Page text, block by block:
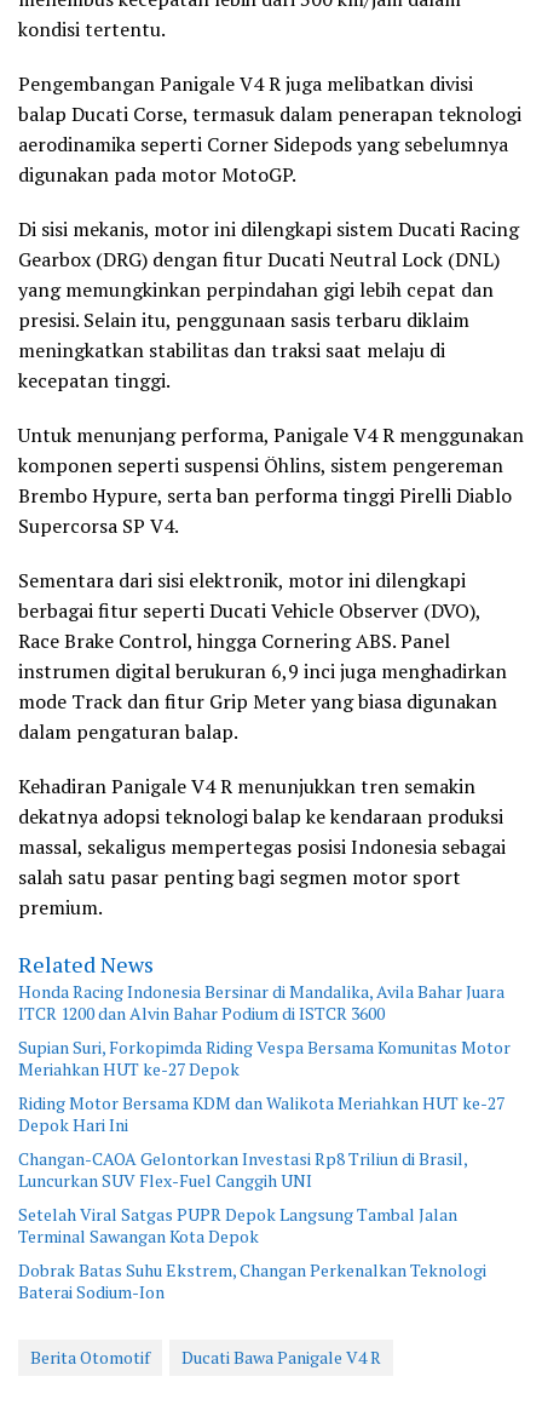
kondisi tertentu.
Pengembangan Panigale V4 R juga melibatkan divisi
balap Ducati Corse, termasuk dalam penerapan teknologi
aerodinamika seperti Corner Sidepods yang sebelumnya
digunakan pada motor MotoGP.
Di sisi mekanis, motor ini dilengkapi sistem Ducati Racing
Gearbox (DRG) dengan fitur Ducati Neutral Lock (DNL)
yang memungkinkan perpindahan gigi lebih cepat dan
presisi. Selain itu, penggunaan sasis terbaru diklaim
meningkatkan stabilitas dan traksi saat melaju di
kecepatan tinggi.
Untuk menunjang performa, Panigale V4 R menggunakan
komponen seperti suspensi Öhlins, sistem pengereman
Brembo Hypure, serta ban performa tinggi Pirelli Diablo
Supercorsa SP V4.
Sementara dari sisi elektronik, motor ini dilengkapi
berbagai fitur seperti Ducati Vehicle Observer (DVO),
Race Brake Control, hingga Cornering ABS. Panel
instrumen digital berukuran 6,9 inci juga menghadirkan
mode Track dan fitur Grip Meter yang biasa digunakan
dalam pengaturan balap.
Kehadiran Panigale V4 R menunjukkan tren semakin
dekatnya adopsi teknologi balap ke kendaraan produksi
massal, sekaligus mempertegas posisi Indonesia sebagai
salah satu pasar penting bagi segmen motor sport
premium.
Related News
Honda Racing Indonesia Bersinar di Mandalika, Avila Bahar Juara
ITCR 1200 dan Alvin Bahar Podium di ISTCR 3600
Supian Suri, Forkopimda Riding Vespa Bersama Komunitas Motor
Meriahkan HUT ke-27 Depok
Riding Motor Bersama KDM dan Walikota Meriahkan HUT ke-27
Depok Hari Ini
Changan-CAOA Gelontorkan Investasi Rp8 Triliun di Brasil,
Luncurkan SUV Flex-Fuel Canggih UNI
Setelah Viral Satgas PUPR Depok Langsung Tambal Jalan
Terminal Sawangan Kota Depok
Dobrak Batas Suhu Ekstrem, Changan Perkenalkan Teknologi
Baterai Sodium-Ion
Berita Otomotif Ducati Bawa Panigale V4 R